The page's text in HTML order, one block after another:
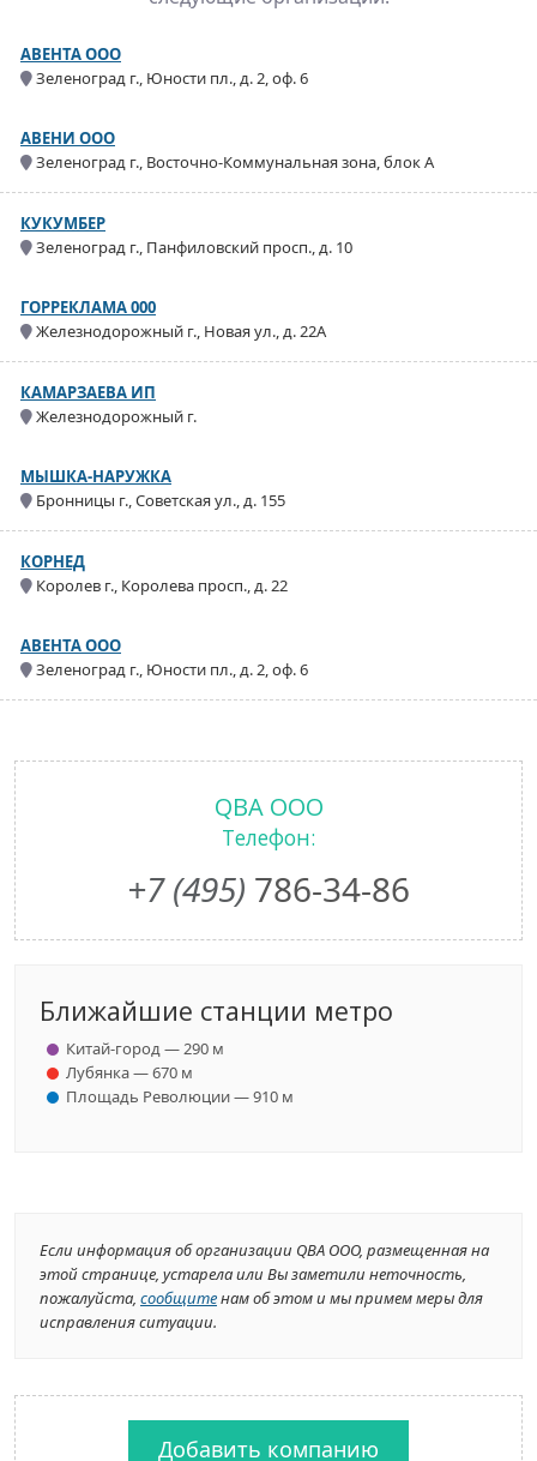
АВЕНТА ООО
Зеленоград г., Юности пл., д. 2, оф. 6
АВЕНИ ООО
Зеленоград г., Восточно-Коммунальная зона, блок А
КУКУМБЕР
Зеленоград г., Панфиловский просп., д. 10
ГОРРЕКЛАМА 000
Железнодорожный г., Новая ул., д. 22А
КАМАРЗАЕВА ИП
Железнодорожный г.
МЫШКА-НАРУЖКА
Бронницы г., Советская ул., д. 155
КОРНЕД
Королев г., Королева просп., д. 22
АВЕНТА ООО
Зеленоград г., Юности пл., д. 2, оф. 6
QBA ООО
Телефон:
+7 (495) 786-34-86
Ближайшие станции метро
Китай-город — 290 м
Лубянка — 670 м
Площадь Революции — 910 м
Если информация об организации QBA ООО, размещенная на
этой странице, устарела или Вы заметили неточность,
пожалуйста, сообщитенам об этом и мы примем меры для
исправления ситуации.
Добавить компанию